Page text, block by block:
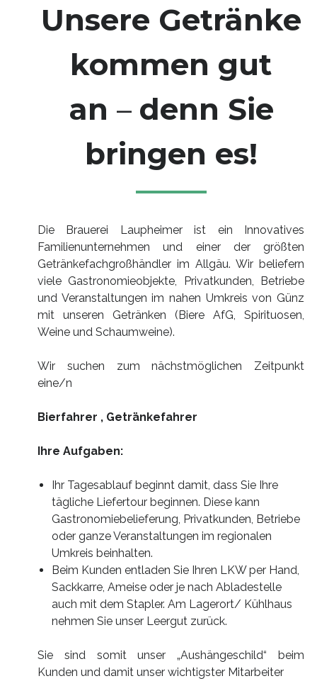
Unsere Getränke
kommen gut
an – denn Sie
bringen es!
Die Brauerei Laupheimer ist ein Innovatives
Familienunternehmen und einer der größten
Getränkefachgroßhändler im Allgäu. Wir beliefern
viele Gastronomieobjekte, Privatkunden, Betriebe
und Veranstaltungen im nahen Umkreis von Günz
mit unseren Getränken (Biere AfG, Spirituosen,
Weine und Schaumweine).
Wir suchen zum nächstmöglichen Zeitpunkt
eine/n
Bierfahrer , Getränkefahrer
Ihre Aufgaben:
Ihr Tagesablauf beginnt damit, dass Sie Ihre
tägliche Liefertour beginnen. Diese kann
Gastronomiebelieferung, Privatkunden, Betriebe
oder ganze Veranstaltungen im regionalen
Umkreis beinhalten.
Beim Kunden entladen Sie Ihren LKW per Hand,
Sackkarre, Ameise oder je nach Abladestelle
auch mit dem Stapler. Am Lagerort/ Kühlhaus
nehmen Sie unser Leergut zurück.
Sie sind somit unser „Aushängeschild“ beim
Kunden und damit unser wichtigster Mitarbeiter